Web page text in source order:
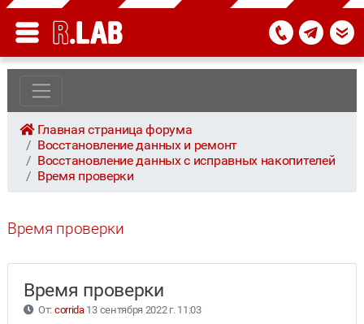
Главная страница форума
Восстановление данных и ремонт
Восстановление данных с исправных накопителей
Время проверки
Время проверки
Время проверки
От: corrida13 сентября 2022 г. 11:03